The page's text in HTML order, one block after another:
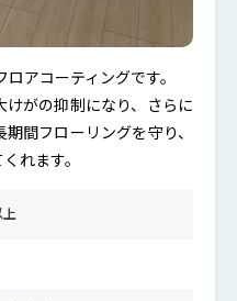
アコーティングです。
がの抑制になり、さらに
間フローリングを守り、
れます。